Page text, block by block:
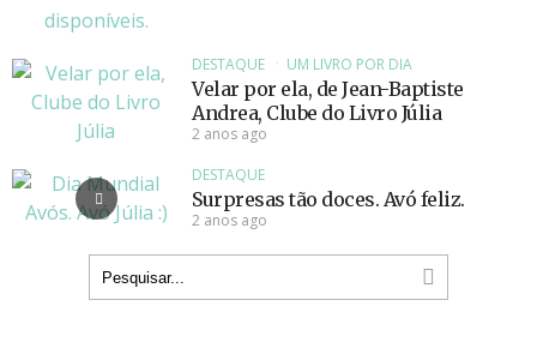
DESTAQUE UM LIVRO POR DIA
Velar por ela, de Jean-Baptiste
Andrea, Clube do Livro Júlia
2 anos ago
DESTAQUE
Surpresas tão doces. Avó feliz.
2 anos ago